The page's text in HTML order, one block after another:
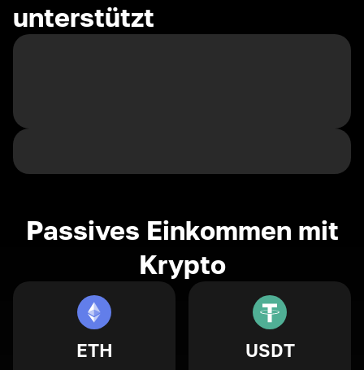
unterstützt
Passives Einkommen mit
Krypto
ETH USDT